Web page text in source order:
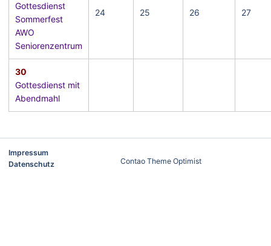
Gottesdienst
Sommerfest
AWO
Seniorenzentrum
24 25 26 27
30
Gottesdienst mit
Abendmahl
Impressum
Datenschutz
Contao Theme Optimist